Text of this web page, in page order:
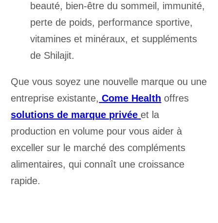
beauté, bien-être du sommeil, immunité,
perte de poids, performance sportive,
vitamines et minéraux, et suppléments
de Shilajit.
Que vous soyez une nouvelle marque ou une
entreprise existante, Come Health offres
solutions de marque privée et la
production en volume pour vous aider à
exceller sur le marché des compléments
alimentaires, qui connaît une croissance
rapide.